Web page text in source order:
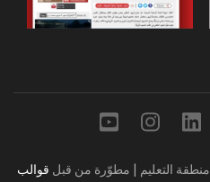
منطقة التعليم | مطوّرة من قبل قوالب